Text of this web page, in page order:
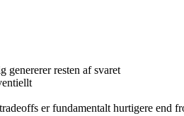
genererer resten af svaret
er fundamentalt hurtigere end